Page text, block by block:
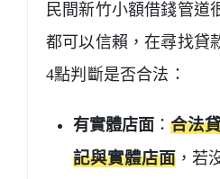
民間新竹小額借錢管道
都可以信賴，在尋找貸
4點判斷是否合法：
有實體店面 ： 合法
記與實體店面 ，若